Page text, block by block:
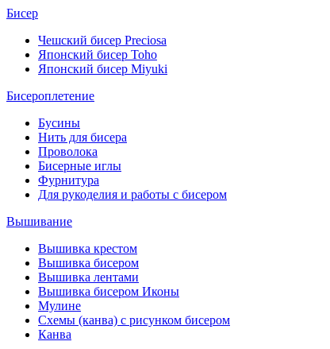
Бисер
Чешский бисер Preciosa
Японский бисер Toho
Японский бисер Miyuki
Бисероплетение
Бусины
Нить для бисера
Проволока
Бисерные иглы
Фурнитура
Для рукоделия и работы с бисером
Вышивание
Вышивка крестом
Вышивка бисером
Вышивка лентами
Вышивка бисером Иконы
Мулине
Схемы (канва) с рисунком бисером
Канва